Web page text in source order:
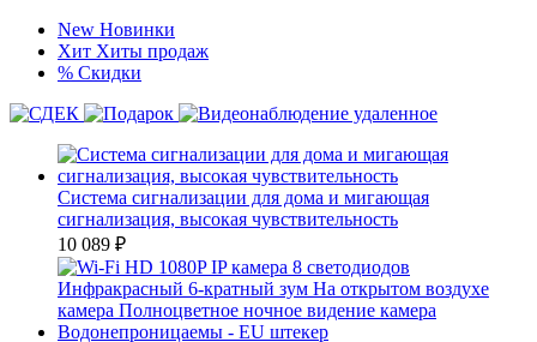
New Новинки
Хит Хиты продаж
% Скидки
Система сигнализации для дома и мигающая
сигнализация, высокая чувствительность
10 089 ₽